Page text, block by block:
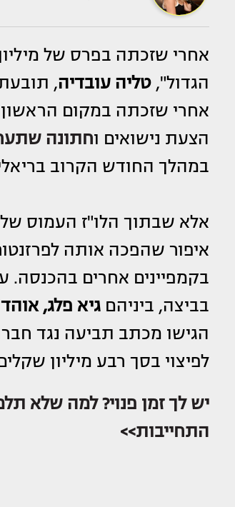
אחרי שזכתה בפרס של
הגדול",טליה עובדיה,
אחרי שזכתה במקום
הצעת נישואים וחתונה
במהלך החודש הקרוב
אלא שבתוך הלו"ז העמוס
איפור שהפכה אותה
בקמפיינים אחרים בהכנסה.
בביצה, ביניהם גיא פלג,
הגישו מכתב תביעה נגד
לפיצוי בסך רבע מיליון
יש לך זמן פנוי? למה שלא
התחייבות>>